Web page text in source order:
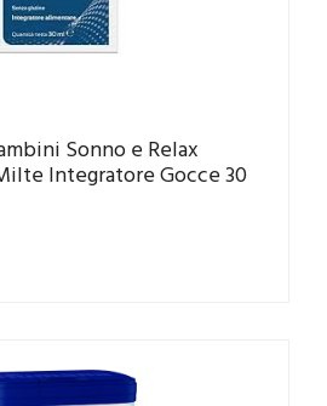
Sonno e Relax
Integratore Gocce 30